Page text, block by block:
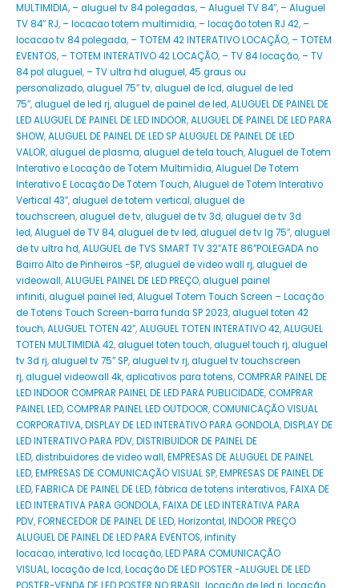
MULTIMIDIA,– aluguel tv 84 polegadas,– Aluguel TV 84″,– Aluguel
TV 84″ RJ,– locacao totem multimidia,– locação toten RJ 42,–
locacao tv 84 polegada,– TOTEM 42 INTERATIVO LOCAÇÃO,– TOTEM
EVENTOS,– TOTEM INTERATIVO 42 LOCAÇÃO,– TV 84 locação,– TV
84 pol aluguel,– TV ultra hd aluguel,45 graus ou
personalizado,aluguel 75″ tv,aluguel de lcd,aluguel de led
75″,aluguel de led rj,aluguel de painel de led,ALUGUEL DE PAINEL DE
LED ALUGUEL DE PAINEL DE LED INDOOR,ALUGUEL DE PAINEL DE LED PARA
SHOW,ALUGUEL DE PAINEL DE LED SP ALUGUEL DE PAINEL DE LED
VALOR,aluguel de plasma,aluguel de tela touch,Aluguel de Totem
Interativo e Locação de Totem Multimídia,Aluguel De Totem
Interativo E Locação De Totem Touch,Aluguel de Totem Interativo
Vertical 43″,aluguel de totem vertical,aluguel de
touchscreen,aluguel de tv,aluguel de tv 3d,aluguel de tv 3d
led,Aluguel de TV 84,aluguel de tv led,aluguel de tv lg 75″,aluguel
de tv ultra hd,ALUGUEL de TVS SMART TV 32”ATE 86”POLEGADA no
Bairro‎ Alto de Pinheiros‎ -SP,aluguel de video wall rj,aluguel de
videowall,ALUGUEL PAINEL DE LED PREÇO,aluguel painel
infiniti,aluguel painel led,Aluguel Totem Touch Screen – Locação
de Totens Touch Screen-barra funda SP 2023,aluguel toten 42
touch,ALUGUEL TOTEN 42″,ALUGUEL TOTEN INTERATIVO 42,ALUGUEL
TOTEN MULTIMIDIA 42,aluguel toten touch,aluguel touch rj,aluguel
tv 3d rj,aluguel tv 75″ SP,aluguel tv rj,aluguel tv touchscreen
rj,aluguel videowall 4k,aplicativos para totens,COMPRAR PAINEL DE
LED INDOOR COMPRAR PAINEL DE LED PARA PUBLICIDADE,COMPRAR
PAINEL LED,COMPRAR PAINEL LED OUTDOOR,COMUNICAÇÃO VISUAL
CORPORATIVA,DISPLAY DE LED INTERATIVO PARA GONDOLA,DISPLAY DE
LED INTERATIVO PARA PDV,DISTRIBUIDOR DE PAINEL DE
LED,distribuidores de video wall,EMPRESAS DE ALUGUEL DE PAINEL
LED,EMPRESAS DE COMUNICAÇÃO VISUAL SP,EMPRESAS DE PAINEL DE
LED,FABRICA DE PAINEL DE LED,fábrica de totens interativos,FAIXA DE
LED INTERATIVA PARA GONDOLA,FAIXA DE LED INTERATIVA PARA
PDV,FORNECEDOR DE PAINEL DE LED,Horizontal,INDOOR PREÇO
ALUGUEL DE PAINEL DE LED PARA EVENTOS,infinity
locacao,interativo,lcd locação,LED PARA COMUNICAÇÃO
VISUAL,locação de lcd,Locação DE LED POSTER -ALUGUEL DE LED
POSTER-VENDA DE LED POSTER NO BRASIL ,locação de led rj,locação